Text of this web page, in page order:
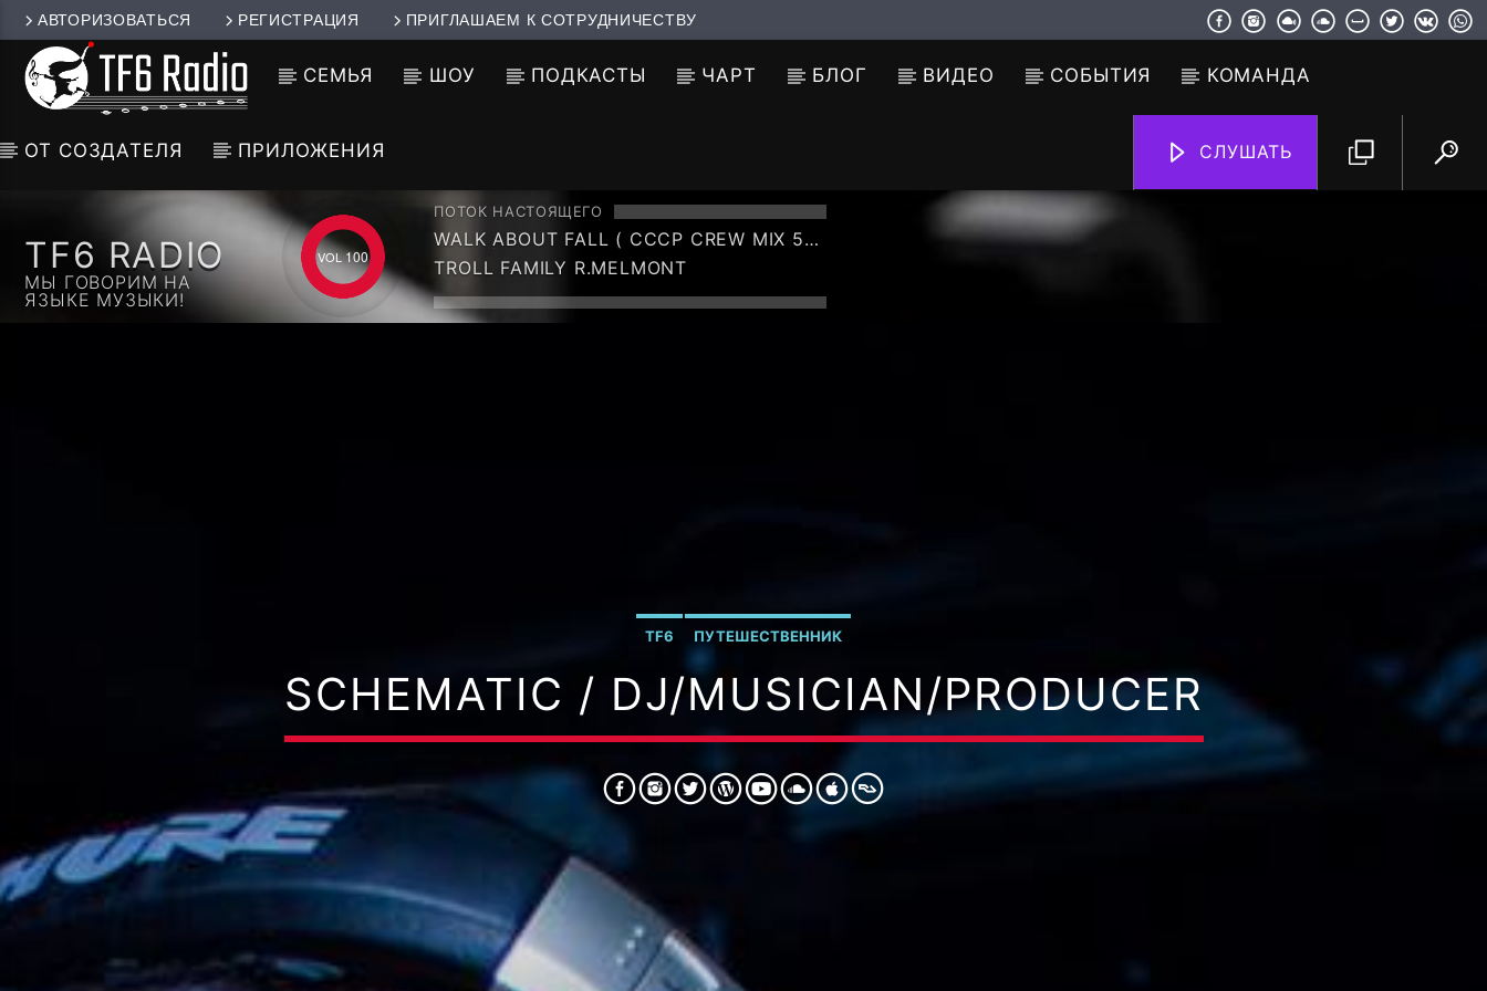
АВТОРИЗОВАТЬСЯ РЕГИСТРАЦИЯ ПРИГЛАШАЕМ К СОТРУДНИЧЕСТВУ
СЕМЬЯ ШОУ ПОДКАСТЫ ЧАРТ БЛОГ ВИДЕО СОБЫТИЯ КОМАНДА
ОТ СОЗДАТЕЛЯ ПРИЛОЖЕНИЯ СЛУШАТЬ
TF6 RADIO
МЫ ГОВОРИМ НА
ЯЗЫКЕ МУЗЫКИ!
100
ПОТОК НАСТОЯЩЕГО
WALK ABOUT FALL ( CCCP CREW MIX 55
VOL 1 )
TROLL FAMILY R.MELMONT
TF6 ПУТЕШЕСТВЕННИК
SCHEMATIC / DJ/MUSICIAN/PRODUCER